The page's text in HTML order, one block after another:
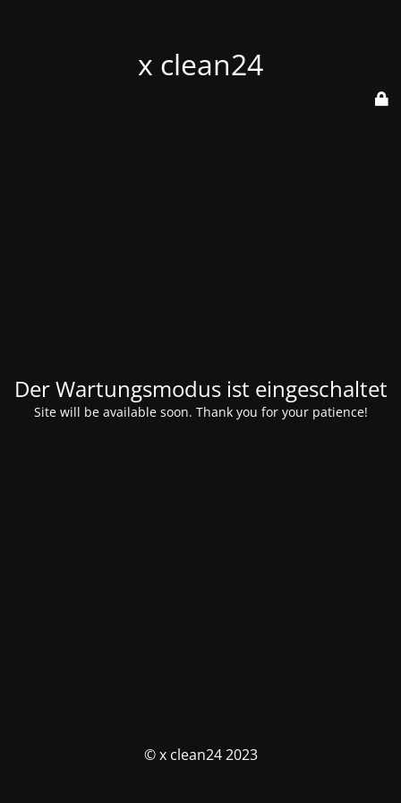
x clean24
Der Wartungsmodus ist eingeschaltet
Site will be available soon. Thank you for your patience!
© x clean24 2023